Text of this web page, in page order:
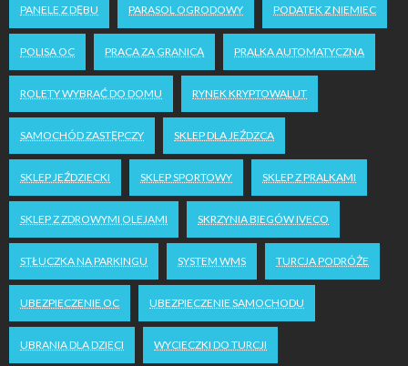
PANELE Z DĘBU PARASOL OGRODOWY PODATEK Z NIEMIEC
POLISA OC PRACA ZA GRANICĄ PRALKA AUTOMATYCZNA
ROLETY WYBRAĆ DO DOMU RYNEK KRYPTOWALUT
SAMOCHÓD ZASTĘPCZY SKLEP DLA JEŹDZCA
SKLEP JEŹDZIECKI SKLEP SPORTOWY SKLEP Z PRALKAMI
SKLEP Z ZDROWYMI OLEJAMI SKRZYNIA BIEGÓW IVECO
STŁUCZKA NA PARKINGU SYSTEM WMS TURCJA PODRÓŻE
UBEZPIECZENIE OC UBEZPIECZENIE SAMOCHODU
UBRANIA DLA DZIECI WYCIECZKI DO TURCJI